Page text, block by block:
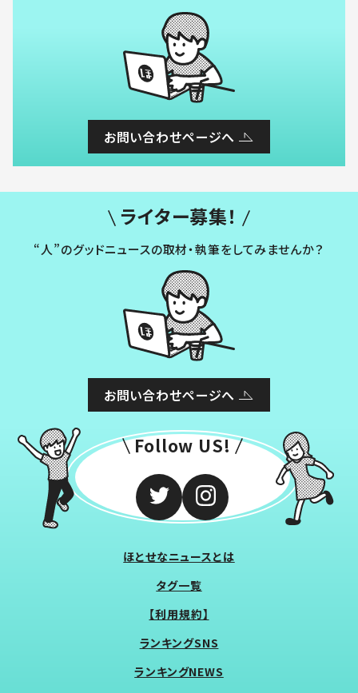
お問い合わせページへ
ライター募集！
“人”のグッドニュースの取材・執筆をしてみませんか？
お問い合わせページへ
Follow US!
ほとせなニュースとは
タグ一覧
【利用規約】
ランキングSNS
ランキングNEWS